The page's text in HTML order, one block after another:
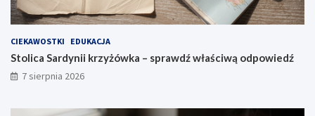
CIEKAWOSTKI EDUKACJA
Stolica Sardynii krzyżówka – sprawdź właściwą odpowiedź
7 sierpnia 2026